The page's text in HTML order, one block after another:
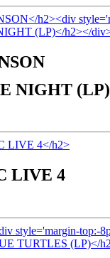
NIGHT (LP)
LIVE 4